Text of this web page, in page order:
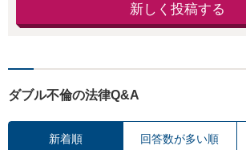
新しく投稿する
ダブル不倫の法律Q&A
新着順 回答数が多い順